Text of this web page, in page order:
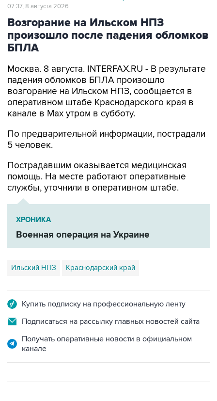
07:37, 8 августа 2026
Возгорание на Ильском НПЗ
произошло после падения обломков
БПЛА
Москва. 8 августа. INTERFAX.RU - В результате
падения обломков БПЛА произошло
возгорание на Ильском НПЗ, сообщается в
оперативном штабе Краснодарского края в
канале в Max утром в субботу.
По предварительной информации, пострадали
5 человек.
Пострадавшим оказывается медицинская
помощь. На месте работают оперативные
службы, уточнили в оперативном штабе.
ХРОНИКА
Военная операция на Украине
Ильский НПЗ Краснодарский край
Купить подписку на профессиональную ленту
Подписаться на рассылку главных новостей сайта
Получать оперативные новости в официальном
канале